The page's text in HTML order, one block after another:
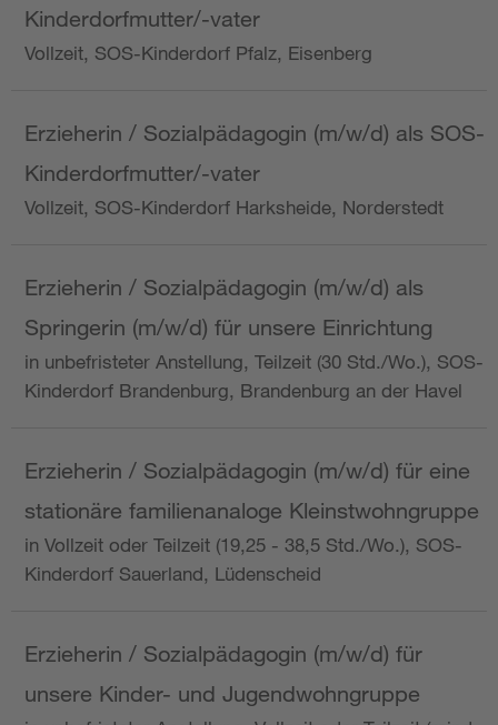
Kinderdorfmutter/-vater
Vollzeit, SOS-Kinderdorf Pfalz, Eisenberg
Erzieherin / Sozialpädagogin (m/w/d) als SOS-
Kinderdorfmutter/-vater
Vollzeit, SOS-Kinderdorf Harksheide, Norderstedt
Erzieherin / Sozialpädagogin (m/w/d) als
Springerin (m/w/d) für unsere Einrichtung
in unbefristeter Anstellung, Teilzeit (30 Std./Wo.), SOS-
Kinderdorf Brandenburg, Brandenburg an der Havel
Erzieherin / Sozialpädagogin (m/w/d) für eine
stationäre familienanaloge Kleinstwohngruppe
in Vollzeit oder Teilzeit (19,25 - 38,5 Std./Wo.), SOS-
Kinderdorf Sauerland, Lüdenscheid
Erzieherin / Sozialpädagogin (m/w/d) für
unsere Kinder- und Jugendwohngruppe